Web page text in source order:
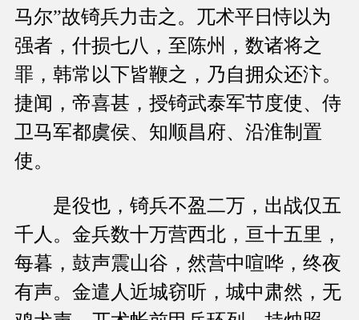
马尔”故锜兵力击之。兀术平日恃以为
强者，什损七八，至陈州，数诸将之
罪，韩常以下皆鞭之，乃自拥众还汴。
捷闻，帝喜甚，授锜武泰军节度使、侍
卫马军都虞侯、知顺昌府、沿淮制置
使。
是役也，锜兵不盈二万，出战仅五
千人。金兵数十万营西北，亘十五里，
每暮，鼓声震山谷，然营中喧哗，终夜
有声。金遣人近城窃听，城中肃然，无